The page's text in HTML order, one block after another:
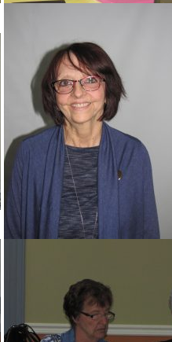
Toujours en Action 2024
Nouvelles retraitées et nos
Dîner juin 2024
Projet « Toujours en action »
Journée des aînés 2023:
Hommage 80 ans+ (17
Dîner de la St-Valentin
Journée des aînés et
Journée des ainé(e)s, 25